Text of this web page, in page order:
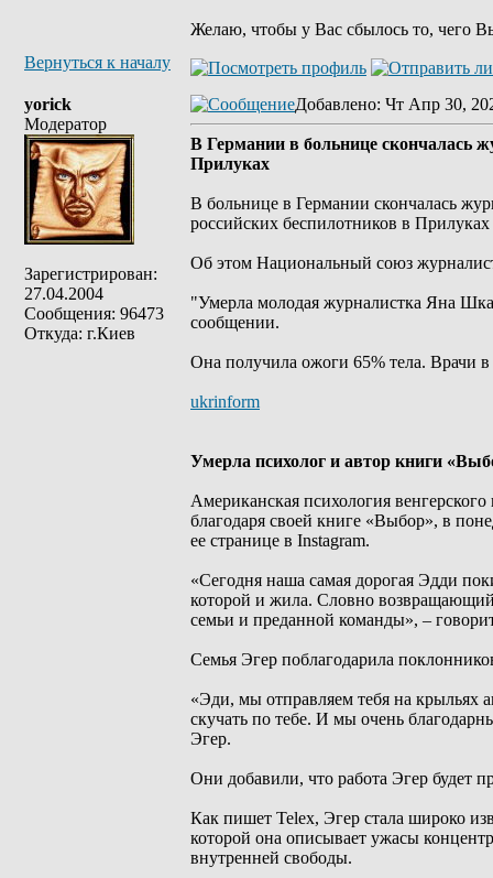
Желаю, чтобы у Вас сбылось то, чего
Вернуться к началу
yorick
Модератор
Зарегистрирован:
27.04.2004
Сообщения: 96473
Откуда: г.Киев
Добавлено: Чт Апр 30,
В Германии в больнице скончалась
Прилуках
В больнице в Германии скончалась
российских беспилотников в
Oб этом Национальный союз
"Умерла молодая журналистка Яна
сообщении.
Она получила ожоги 65% тела. Врачи
ukrinform
Умерла психолог и автор книги
Американская психология
благодаря своей книге «Выбор», в
ее странице в Instagram.
«Сегодня наша самая дорогая Эдди
которой и жила. Словно
семьи и преданной команды», –
Семья Эгер поблагодарила
«Эди, мы отправляем тебя на крыльях
скучать по тебе. И мы очень
Эгер.
Они добавили, что работа Эгер будет
Как пишет Telex, Эгер стала широко
которой она описывает ужасы
внутренней свободы.